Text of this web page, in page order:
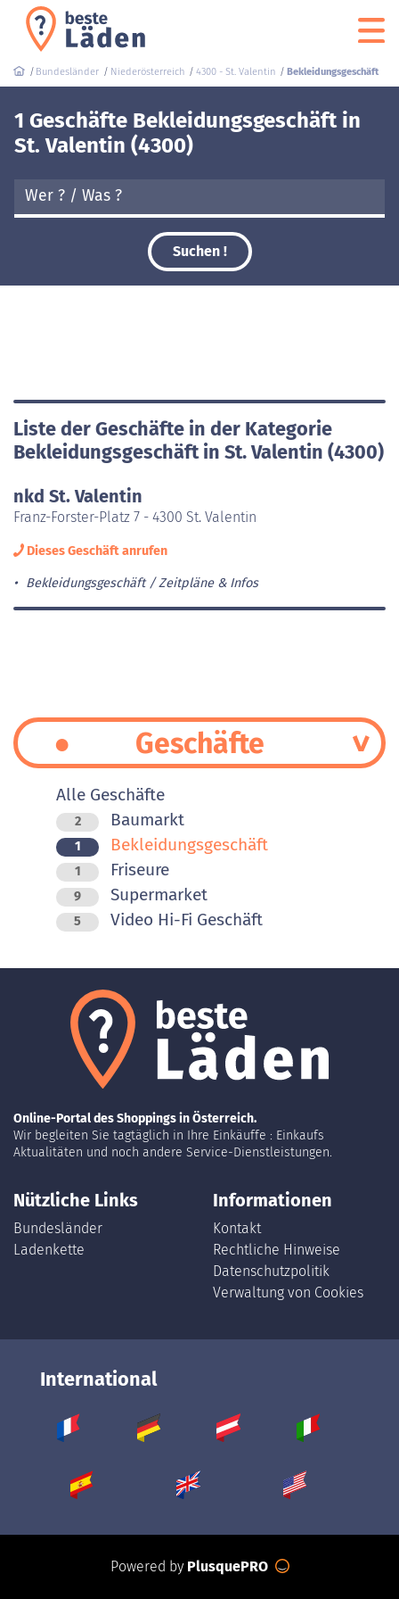
Bundesländer Niederösterreich 4300 - St. Valentin Bekleidungsgeschäft
1 Geschäfte Bekleidungsgeschäft in
St. Valentin (4300)
Suchen !
Liste der Geschäfte in der Kategorie
Bekleidungsgeschäft in St. Valentin (4300)
nkd St. Valentin
Franz-Forster-Platz 7 - 4300 St. Valentin
Dieses Geschäft anrufen
Bekleidungsgeschäft Zeitpläne & Infos
Geschäfte
Alle Geschäfte
2 Baumarkt
1 Bekleidungsgeschäft
1 Friseure
9 Supermarket
5 Video Hi-Fi Geschäft
Online-Portal des Shoppings in Österreich.
Wir begleiten Sie tagtäglich in Ihre Einkäuffe : Einkaufs
Aktualitäten und noch andere Service-Dienstleistungen.
Nützliche Links
Bundesländer
Ladenkette
Informationen
Kontakt
Rechtliche Hinweise
Datenschutzpolitik
Verwaltung von Cookies
International
Powered by PlusquePRO